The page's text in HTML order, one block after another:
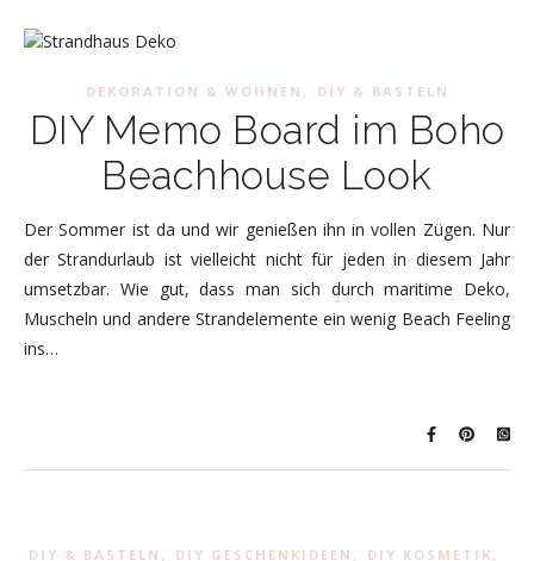
DEKORATION & WOHNEN , DIY & BASTELN
DIY Memo Board im Boho
Beachhouse Look
Der Sommer ist da und wir genießen ihn in vollen Zügen. Nur
der Strandurlaub ist vielleicht nicht für jeden in diesem Jahr
umsetzbar. Wie gut, dass man sich durch maritime Deko,
Muscheln und andere Strandelemente ein wenig Beach Feeling
ins…
DIY & BASTELN , DIY GESCHENKIDEEN , DIY KOSMETIK ,